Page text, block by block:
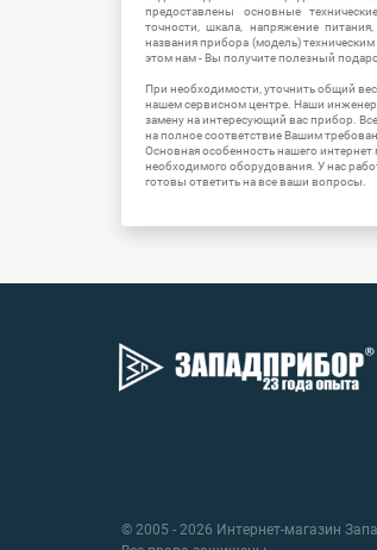
предоставлены основные
точности, шкала, напряжение
названия прибора (модель)
этом нам - Вы получите полезный
При необходимости, уточнить общий
нашем сервисном центре. Наши
замену на интересующий вас прибор.
на полное соответствие Вашим
Основная особенность нашего
необходимого оборудования. У нас
готовы ответить на все ваши вопросы.
© 2005 - 2026 Интернет-магазин